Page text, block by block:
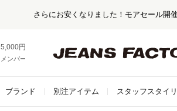
さらにお安くなりました！モアセール開催
5,000円以上お買い上げで送料無料！
メンバー登録でお得な情報をゲット。さらに詳しく
ブランド 別注アイテム スタッフスタイ